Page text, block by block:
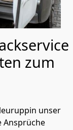
zum
unser
Ansprüche